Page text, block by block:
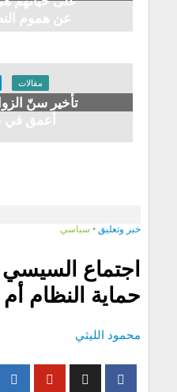
عن هموم
مقالات
تأخير سنّ
أعمق في
خبر وتعليق • سياسي
اجتماع
حماية النظام
محمود الليثي